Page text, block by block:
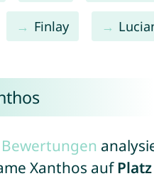
Finlay
Xanthos auf